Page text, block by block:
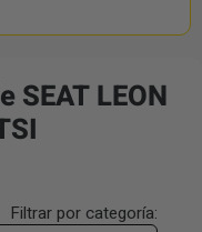
SEAT LEON
Filtrar por categoría: